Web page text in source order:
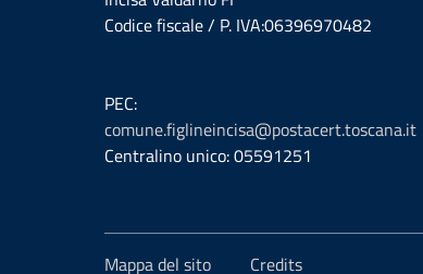
Codice fiscale / P. IVA:06396970482
PEC:
comune.figlineincisa@postacert.toscana.it
Centralino unico: 05591251
Mappa del sito Credits